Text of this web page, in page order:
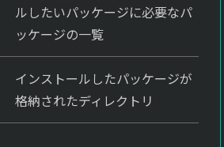
ルしたいパッケージに必要なパ
ッケージの一覧
インストールしたパッケージが
格納されたディレクトリ